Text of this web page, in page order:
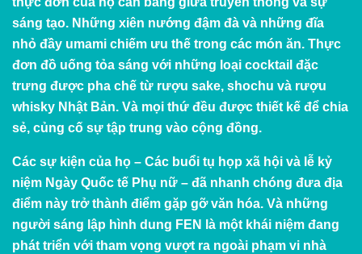
sáng tạo. Những xiên nướng đậm đà và những đĩa
nhỏ đầy umami chiếm ưu thế trong các món ăn. Thực
đơn đồ uống tỏa sáng với những loại cocktail đặc
trưng được pha chế từ rượu sake, shochu và rượu
whisky Nhật Bản. Và mọi thứ đều được thiết kế để chia
sẻ, củng cố sự tập trung vào cộng đồng.
Các sự kiện của họ – Các buổi tụ họp xã hội và lễ kỷ
niệm Ngày Quốc tế Phụ nữ – đã nhanh chóng đưa địa
điểm này trở thành điểm gặp gỡ văn hóa. Và những
người sáng lập hình dung FEN là một khái niệm đang
phát triển với tham vọng vượt ra ngoài phạm vi nhà